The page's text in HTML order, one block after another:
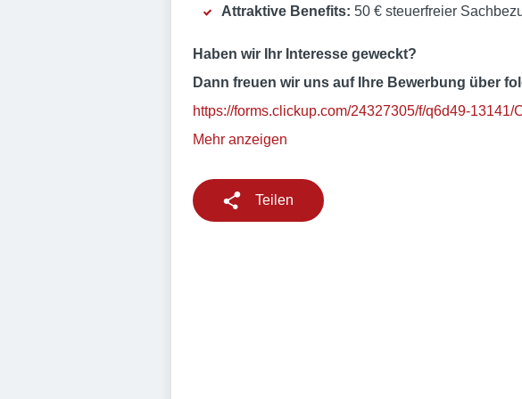
Attraktive Benefits: 50 € steuerfreier
Haben wir Ihr Interesse geweckt?
Dann freuen wir uns auf Ihre Bewerbung über
https://forms.clickup.com/24327305/f/q6d49-
Mehr anzeigen
Teilen